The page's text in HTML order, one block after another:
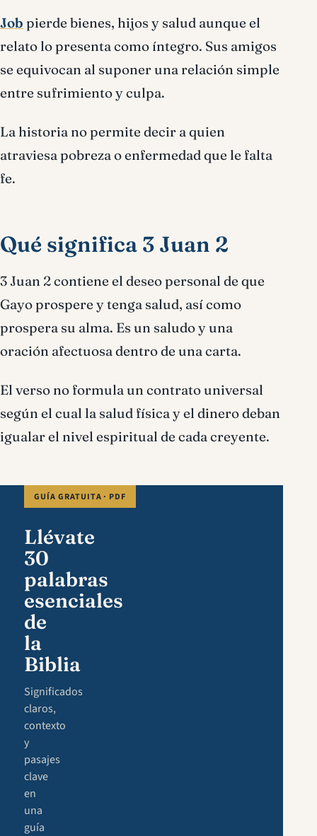
Job pierde bienes, hijos y salud aunque el
relato lo presenta como íntegro. Sus amigos
se equivocan al suponer una relación simple
entre sufrimiento y culpa.
La historia no permite decir a quien
atraviesa pobreza o enfermedad que le falta
fe.
Qué significa 3 Juan 2
3 Juan 2 contiene el deseo personal de que
Gayo prospere y tenga salud, así como
prospera su alma. Es un saludo y una
oración afectuosa dentro de una carta.
El verso no formula un contrato universal
según el cual la salud física y el dinero deban
igualar el nivel espiritual de cada creyente.
GUÍA GRATUITA · PDF
Llévate
30
palabras
esenciales
de
la
Biblia
Significados
claros,
contexto
y
pasajes
clave
en
una
guía